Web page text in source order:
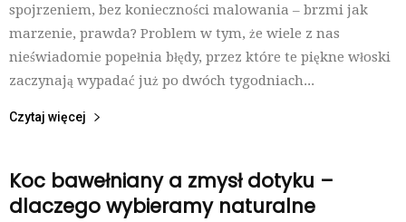
spojrzeniem, bez konieczności malowania – brzmi jak
marzenie, prawda? Problem w tym, że wiele z nas
nieświadomie popełnia błędy, przez które te piękne włoski
zaczynają wypadać już po dwóch tygodniach...
Czytaj więcej
Koc bawełniany a zmysł dotyku –
dlaczego wybieramy naturalne